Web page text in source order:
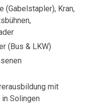
(Gabelstapler), Kran,
(Bus & LKW)
mit
Solingen